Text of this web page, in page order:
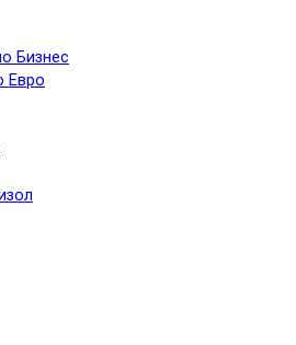
Бизнес
Евро